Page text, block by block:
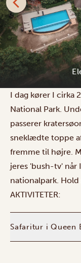
I dag kører I cirka
National Park.
passerer
sneklædte toppe
fremme til højre.
jeres 'bush-tv' når
nationalpark.
AKTIVITETER:
Safaritur i Queen